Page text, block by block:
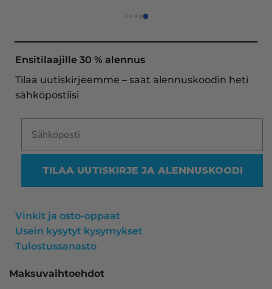
asiakaspalvelu todella ripeää (s-postin kautta) ja
oli noudettavissa postin lokerosta tänään!! En
näe mitään syytä vaihtaa toimittajaa. Kaikki on
ollut mitään moitittavaa! Lämmin suositus!
Ensitilaajille 30 % alennus
Tilaa uutiskirjeemme – saat alennuskoodin heti
sähköpostiisi
TILAA UUTISKIRJE JA ALENNUSKOODI
Vinkit ja osto-oppaat
Usein kysytyt kysymykset
Tulostussanasto
Maksuvaihtoehdot